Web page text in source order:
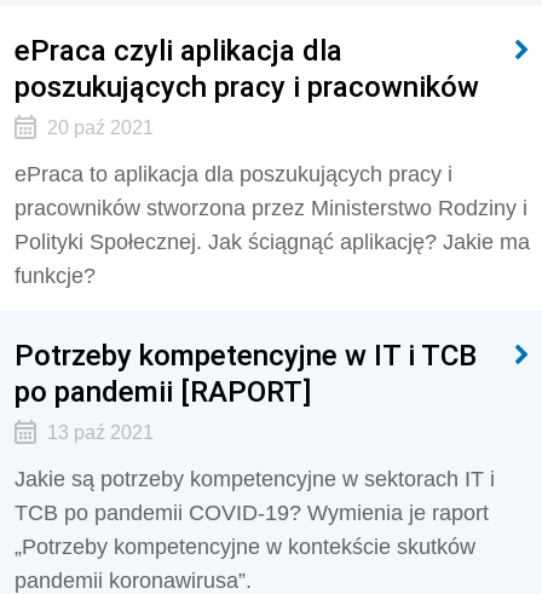
ePraca czyli aplikacja dla
poszukujących pracy i pracowników
20 paź 2021
ePraca to aplikacja dla poszukujących pracy i
pracowników stworzona przez Ministerstwo Rodziny i
Polityki Społecznej. Jak ściągnąć aplikację? Jakie ma
funkcje?
Potrzeby kompetencyjne w IT i TCB
po pandemii [RAPORT]
13 paź 2021
Jakie są potrzeby kompetencyjne w sektorach IT i
TCB po pandemii COVID-19? Wymienia je raport
„Potrzeby kompetencyjne w kontekście skutków
pandemii koronawirusa”.